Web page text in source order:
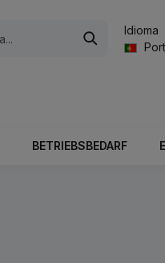
Idioma
BETRIEBSBEDARF